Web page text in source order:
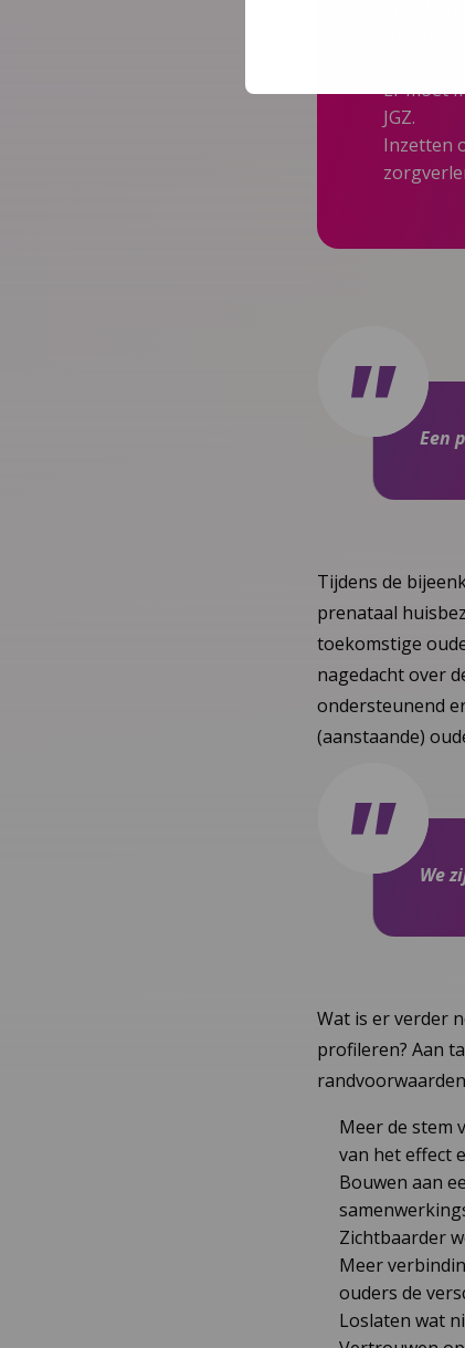
Heb
Er moet
JGZ.
Inzetten
Een
Tijdens de
prenataal
toekomstige
nagedacht over
ondersteunend
(aanstaande)
We
Wat is er verder
profileren? Aan
Meer de stem
van het effect
Bouwen aan
Zichtbaarder
Meer
ouders de
Loslaten wat